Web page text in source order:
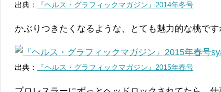
出典： 『ヘルス・グラフィックマガジン』2014年冬号
かぶりつきたくなるような、とても魅力的な桃で
出典： 『ヘルス・グラフィックマガジン』2015年春号